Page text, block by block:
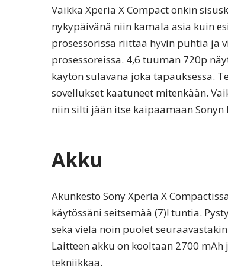
Vaikka Xperia X Compact onkin
nykypäivänä niin kamala asia kuin
prosessorissa riittää hyvin puhtia ja
prosessoreissa. 4,6 tuuman 720p
käytön sulavana joka tapauksessa.
sovellukset kaatuneet mitenkään.
niin silti jään itse kaipaamaan
Akku
Akunkesto Sony Xperia X
käytössäni seitsemää (7)! tuntia.
sekä vielä noin puolet
Laitteen akku on kooltaan 2700
tekniikkaa.